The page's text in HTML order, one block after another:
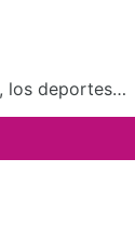
los deportes…